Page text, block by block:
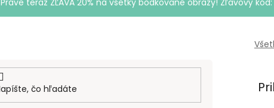
Práve teraz ZĽAVA 20% na všetky bodkované obrazy! Zľavový kód: